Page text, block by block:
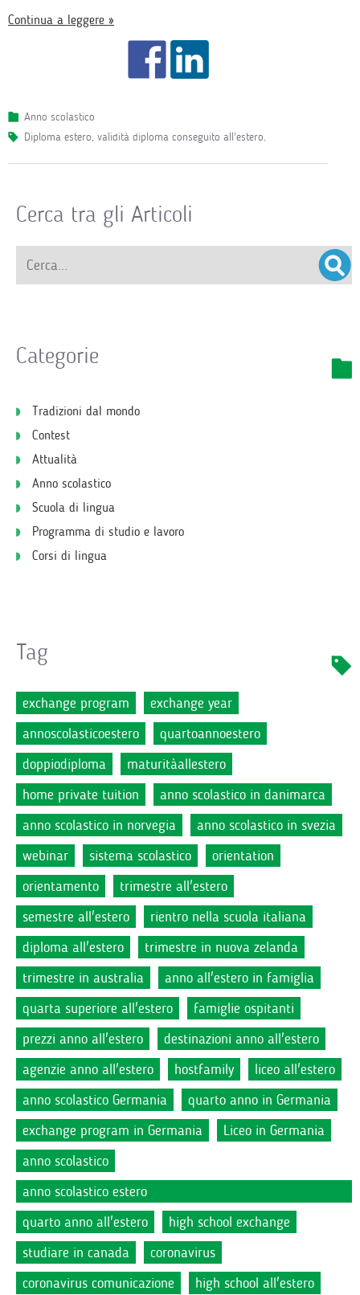
Continua a leggere »
Anno scolastico
diploma estero, validità diploma conseguito all'estero.
Cerca tra gli Articoli
Categorie
Tradizioni dal mondo
Contest
Attualità
Anno scolastico
Scuola di lingua
Programma di studio e lavoro
Corsi di lingua
Tag
exchange program
exchange year
annoscolasticoestero
quartoannoestero
doppiodiploma
maturitàallestero
home private tuition
anno scolastico in danimarca
anno scolastico in norvegia
anno scolastico in svezia
webinar
sistema scolastico
orientation
orientamento
trimestre all'estero
semestre all'estero
rientro nella scuola italiana
diploma all'estero
trimestre in nuova zelanda
trimestre in australia
anno all'estero in famiglia
quarta superiore all'estero
famiglie ospitanti
prezzi anno all'estero
destinazioni anno all'estero
agenzie anno all'estero
hostfamily
liceo all'estero
anno scolastico Germania
quarto anno in Germania
exchange program in Germania
Liceo in Germania
anno scolastico
anno scolastico estero
quarto anno all'estero
high school exchange
studiare in canada
coronavirus
coronavirus comunicazione
high school all'estero